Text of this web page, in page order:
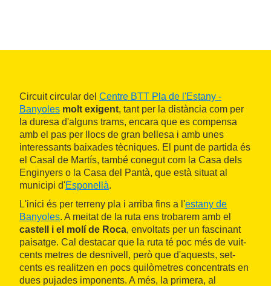
Circuit circular del Centre BTT Pla de l'Estany -
Banyoles molt exigent, tant per la distància com per
la duresa d'alguns trams, encara que es compensa
amb el pas per llocs de gran bellesa i amb unes
interessants baixades tècniques. El punt de partida és
el Casal de Martís, també conegut com la Casa dels
Enginyers o la Casa del Pantà, que està situat al
municipi d'Esponellà.
L'inici és per terreny pla i arriba fins a l'estany de
Banyoles. A meitat de la ruta ens trobarem amb el
castell i el molí de Roca, envoltats per un fascinant
paisatge. Cal destacar que la ruta té poc més de vuit-
cents metres de desnivell, però que d'aquests, set-
cents es realitzen en pocs quilòmetres concentrats en
dues pujades imponents. A més, la primera, al